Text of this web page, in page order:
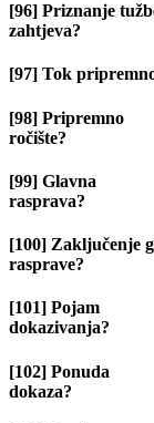
[96] Priznanje
[97] Tok
[98] Pripremno
[99] Glavna
[100] Zaključenje
[101] Pojam
[102] Ponuda